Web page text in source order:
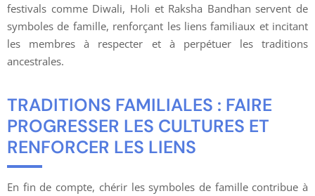
festivals comme Diwali, Holi et Raksha Bandhan servent de
symboles de famille, renforçant les liens familiaux et incitant
les membres à respecter et à perpétuer les traditions
ancestrales.
TRADITIONS FAMILIALES : FAIRE
PROGRESSER LES CULTURES ET
RENFORCER LES LIENS
En fin de compte, chérir les symboles de famille contribue à